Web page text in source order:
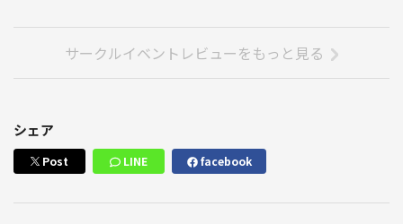
サークルイベントレビューをもっと見る
シェア
Post LINE facebook